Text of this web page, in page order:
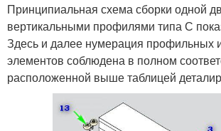
Принципиальная схема сборки одной
вертикальными профилями типа С
Здесь и далее нумерация профильных
элементов соблюдена в полном
расположенной выше таблицей